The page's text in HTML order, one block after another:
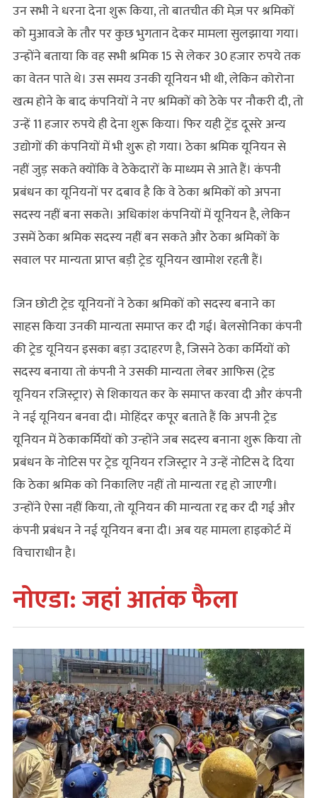
उन सभी ने धरना देना शुरू किया, तो बातचीत की मेज़ पर श्रमिकों
को मुआवजे के तौर पर कुछ भुगतान देकर मामला सुलझाया गया।
उन्होंने बताया कि वह सभी श्रमिक 15 से लेकर 30 हजार रुपये तक
का वेतन पाते थे। उस समय उनकी यूनियन भी थी, लेकिन कोरोना
खत्म होने के बाद कंपनियों ने नए श्रमिकों को ठेके पर नौकरी दी, तो
उन्हें 11 हजार रुपये ही देना शुरू किया। फिर यही ट्रेंड दूसरे अन्य
उद्योगों की कंपनियों में भी शुरू हो गया। ठेका श्रमिक यूनियन से
नहीं जुड़ सकते क्योंकि वे ठेकेदारों के माध्यम से आते हैं। कंपनी
प्रबंधन का यूनियनों पर दबाव है कि वे ठेका श्रमिकों को अपना
सदस्य नहीं बना सकते। अधिकांश कंपनियों में यूनियन है, लेकिन
उसमें ठेका श्रमिक सदस्य नहीं बन सकते और ठेका श्रमिकों के
सवाल पर मान्यता प्राप्त बड़ी ट्रेड यूनियन खामोश रहती हैं।
जिन छोटी ट्रेड यूनियनों ने ठेका श्रमिकों को सदस्य बनाने का
साहस किया उनकी मान्यता समाप्त कर दी गई। बेलसोनिका कंपनी
की ट्रेड यूनियन इसका बड़ा उदाहरण है, जिसने ठेका कर्मियों को
सदस्य बनाया तो कंपनी ने उसकी मान्यता लेबर आफिस (ट्रेड
यूनियन रजिस्ट्रार) से शिकायत कर के समाप्त करवा दी और कंपनी
ने नई यूनियन बनवा दी। मोहिंदर कपूर बताते हैं कि अपनी ट्रेड
यूनियन में ठेकाकर्मियों को उन्‍होंने जब सदस्य बनाना शुरू किया तो
प्रबंधन के नोटिस पर ट्रेड यूनियन रजिस्ट्रार ने उन्‍हें नोटिस दे दिया
कि ठेका श्रमिक को निकालिए नहीं तो मान्यता रद्द हो जाएगी।
उन्‍होंने ऐसा नहीं किया, तो यूनियन की मान्यता रद्द कर दी गई और
कंपनी प्रबंधन ने नई यूनियन बना दी। अब यह मामला हाइकोर्ट में
विचाराधीन है।
नोएडा: जहां आतंक फैला